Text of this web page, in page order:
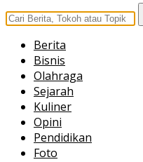
Berita
Bisnis
Olahraga
Sejarah
Kuliner
Opini
Pendidikan
Foto